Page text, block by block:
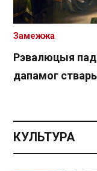
Рэвалюцыя пад
дапамог
Замежжа
КУЛЬТУРА